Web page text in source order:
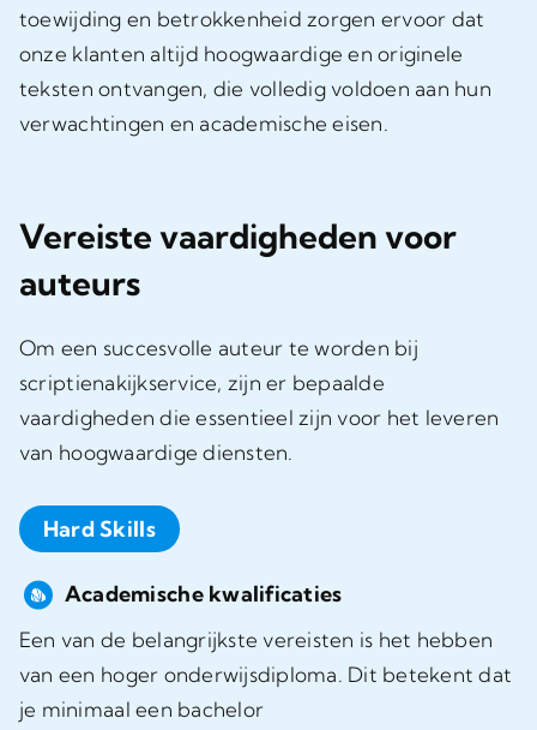
toewijding en betrokkenheid zorgen ervoor dat
onze klanten altijd hoogwaardige en originele
teksten ontvangen, die volledig voldoen aan hun
verwachtingen en academische eisen.
Vereiste vaardigheden voor
auteurs
Om een succesvolle auteur te worden bij
scriptienakijkservice, zijn er bepaalde
vaardigheden die essentieel zijn voor het leveren
van hoogwaardige diensten.
Hard Skills
Academische kwalificaties
Een van de belangrijkste vereisten is het hebben
van een hoger onderwijsdiploma. Dit betekent dat
je minimaal een bachelor